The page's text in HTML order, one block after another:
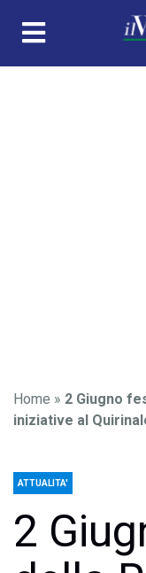
Home » 2 Giugno
iniziative al
ATTUALITA'
2